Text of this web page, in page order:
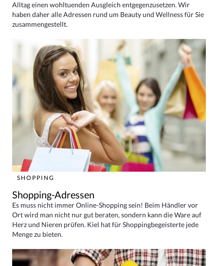
Alltag einen wohltuenden Ausgleich entgegenzusetzen. Wir
haben daher alle Adressen rund um Beauty und Wellness für Sie
zusammengestellt.
SHOPPING
Shopping-Adressen
Es muss nicht immer Online-Shopping sein! Beim Händler vor
Ort wird man nicht nur gut beraten, sondern kann die Ware auf
Herz und Nieren prüfen. Kiel hat für Shoppingbegeisterte jede
Menge zu bieten.